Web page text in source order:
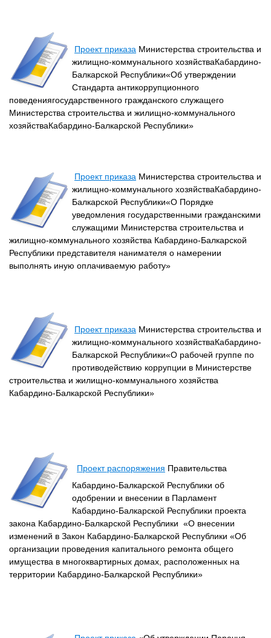
Проект приказа Министерства строительства и
жилищно-коммунального хозяйстваКабардино-
Балкарской Республики«Об утверждении
Стандарта антикоррупционного
поведениягосударственного гражданского служащего
Министерства строительства и жилищно-коммунального
хозяйстваКабардино-Балкарской Республики»
Проект приказа Министерства строительства и
жилищно-коммунального хозяйстваКабардино-
Балкарской Республики«О Порядке
уведомления государственными гражданскими
служащими Министерства строительства и
жилищно-коммунального хозяйства Кабардино-Балкарской
Республики представителя нанимателя о намерении
выполнять иную оплачиваемую работу»
Проект приказа Министерства строительства и
жилищно-коммунального хозяйстваКабардино-
Балкарской Республики«О рабочей группе по
противодействию коррупции в Министерстве
строительства и жилищно-коммунального хозяйства
Кабардино-Балкарской Республики»
Проект распоряжения Правительства
Кабардино-Балкарской Республики об
одобрении и внесении в Парламент
Кабардино-Балкарской Республики проекта
закона Кабардино-Балкарской Республики «О внесении
изменений в Закон Кабардино-Балкарской Республики «Об
организации проведения капитального ремонта общего
имущества в многоквартирных домах, расположенных на
территории Кабардино-Балкарской Республики»